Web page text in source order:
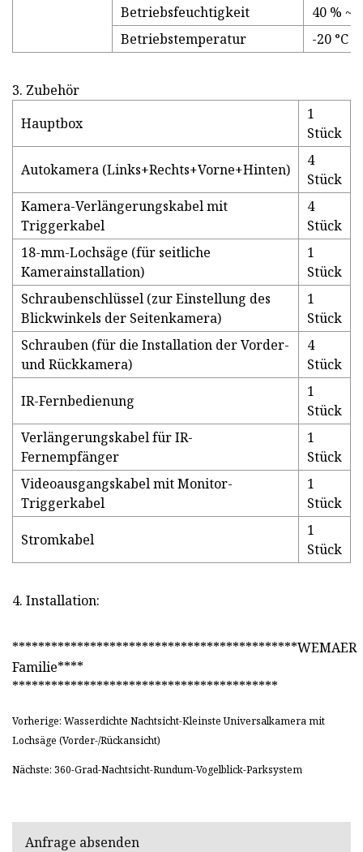
Betriebsfeuchtigkeit
40 % ~
Betriebstemperatur
-20 °C ~
3. Zubehör
Hauptbox
1
Stück
Autokamera (Links+Rechts+Vorne+Hinten)
4
Stück
Kamera-Verlängerungskabel mit
Triggerkabel
4
Stück
18-mm-Lochsäge (für seitliche
Kamerainstallation)
1
Stück
Schraubenschlüssel (zur Einstellung des
Blickwinkels der Seitenkamera)
1
Stück
Schrauben (für die Installation der Vorder-
und Rückkamera)
4
Stück
IR-Fernbedienung
1
Stück
Verlängerungskabel für IR-
Fernempfänger
1
Stück
Videoausgangskabel mit Monitor-
Triggerkabel
1
Stück
Stromkabel
1
Stück
4. Installation:
********************************************WEMAER
Familie****
*****************************************
Vorherige: Wasserdichte Nachtsicht-Kleinste Universalkamera mit
Lochsäge (Vorder-/Rückansicht)
Nächste: 360-Grad-Nachtsicht-Rundum-Vogelblick-Parksystem
Anfrage absenden